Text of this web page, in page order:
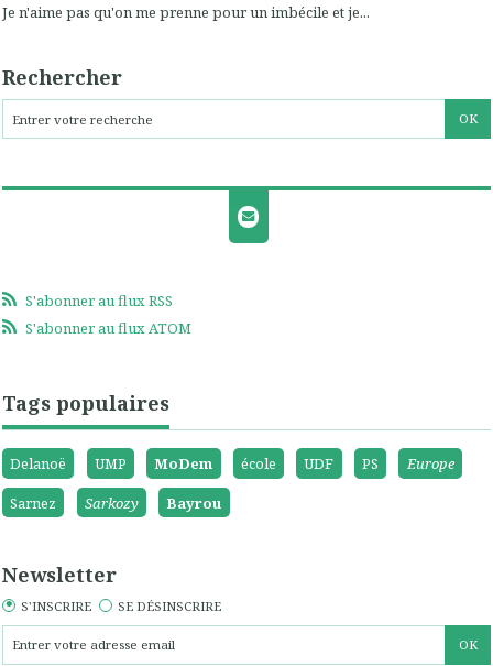
Je n'aime pas qu'on me prenne pour un imbécile et je...
Rechercher
S'abonner au flux RSS
S'abonner au flux ATOM
Tags populaires
Delanoë UMP MoDem école UDF PS
Europe
Sarnez
Sarkozy Bayrou
Newsletter
S'INSCRIRE SE DÉSINSCRIRE